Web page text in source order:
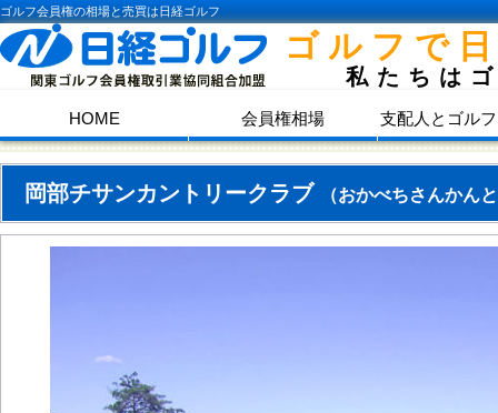
ゴルフ会員権の相場と売買は日経ゴルフ
ゴルフで
私たちは
HOME 会員権相場 支配人とゴル
岡部チサンカントリークラブ （おかべちさんかん